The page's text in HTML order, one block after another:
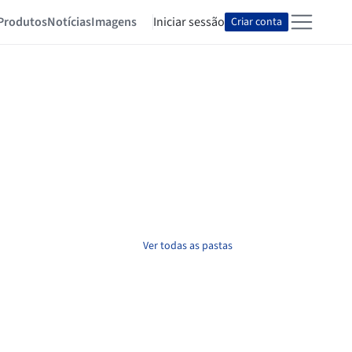
NotíciasImagens Iniciar sessão Criar conta
Ver todas as pastas